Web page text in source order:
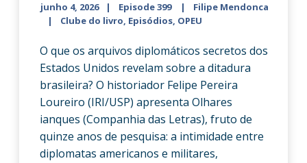
junho 4, 2026 Episode 399
Filipe Mendonca
Clube do livro, Episódios, OPEU
O que os arquivos diplomáticos secretos dos
Estados Unidos revelam sobre a ditadura
brasileira? O historiador Felipe Pereira
Loureiro (IRI/USP) apresenta Olhares
ianques (Companhia das Letras), fruto de
quinze anos de pesquisa: a intimidade entre
diplomatas americanos e militares,